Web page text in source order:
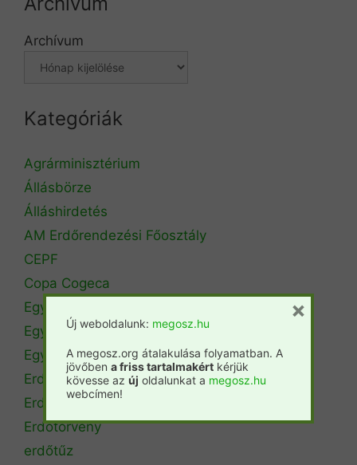
Archívum
Kategóriák
Agrárminisztérium
Állásbörze
Álláshirdetés
AM Erdőrendezési Főosztály
CEPF
Copa Cogeca
Egyéb
Egyetemi hírek
Egyetemi szintű oktatás
Erdészeti szakszemélyzet
Erdőtérkép
Erdőtörvény
erdőtűz
Új weboldalunk: megosz.hu
A megosz.org átalakulása folyamatban. A
jövőben a friss tartalmakért kérjük
kövesse az új oldalunkat a megosz.hu
webcímen!
×